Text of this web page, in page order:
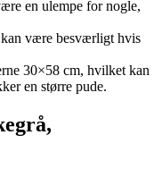
en ulempe for nogle,
være besværligt hvis
30×58 cm, hvilket kan
en større pude.